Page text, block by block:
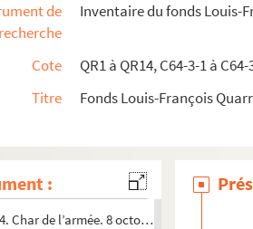
de
recherche
Inventaire du fonds Louis-
Cote
QR1 à QR14, C64-3-1 à
Titre
Fonds Louis-François
:
85 : Impressions lilloises, imagerie
86 : Impressions, lithographies, gravures
photographiques issus de la vente de la
de photographies prises au cours de
Char des canonniers de 1792. 8 octobre
Char de l’aumônière. 8 octobre 1882, 5
Char de l’armée. 8 octobre 1882, 5 heures ½